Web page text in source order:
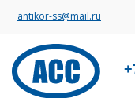
antikor-ss@mail.ru